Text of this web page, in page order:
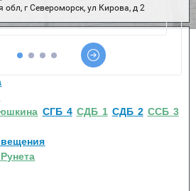
СГБ 4 СДБ 1 СДБ 2 ССБ 3